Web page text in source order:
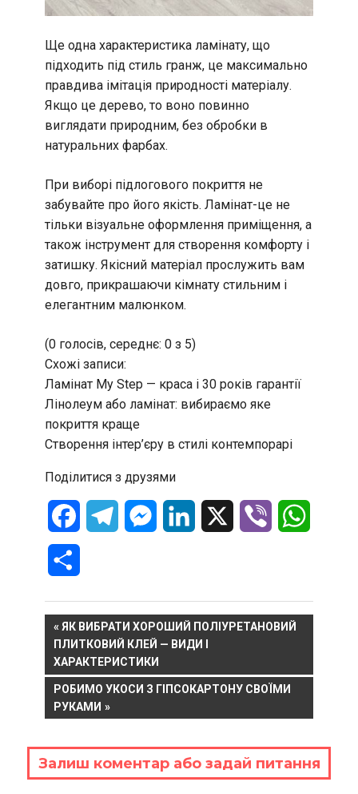
Ще одна характеристика ламінату, що
підходить під стиль гранж, це максимально
правдива імітація природності матеріалу.
Якщо це дерево, то воно повинно
виглядати природним, без обробки в
натуральних фарбах.
При виборі підлогового покриття не
забувайте про його якість. Ламінат-це не
тільки візуальне оформлення приміщення, а
також інструмент для створення комфорту і
затишку. Якісний матеріал прослужить вам
довго, прикрашаючи кімнату стильним і
елегантним малюнком.
(0 голосів, середнє: 0 з 5)
Схожі записи:
Ламінат My Step — краса і 30 років гарантії
Лінолеум або ламінат: вибираємо яке
покриття краще
Створення інтер’єру в стилі контемпорарі
Поділитися з друзями
FacebookTelegramMessenger
LinkedIn Viber
Навигация
по
записям
PREVIOUS
POST:
ЯК ВИБРАТИ ХОРОШИЙ ПОЛІУРЕТАНОВИЙ
ПЛИТКОВИЙ КЛЕЙ — ВИДИ І
ХАРАКТЕРИСТИКИ
NEXT
POST:
РОБИМО УКОСИ З ГІПСОКАРТОНУ СВОЇМИ
РУКАМИ
Залиш коментар або задай питання